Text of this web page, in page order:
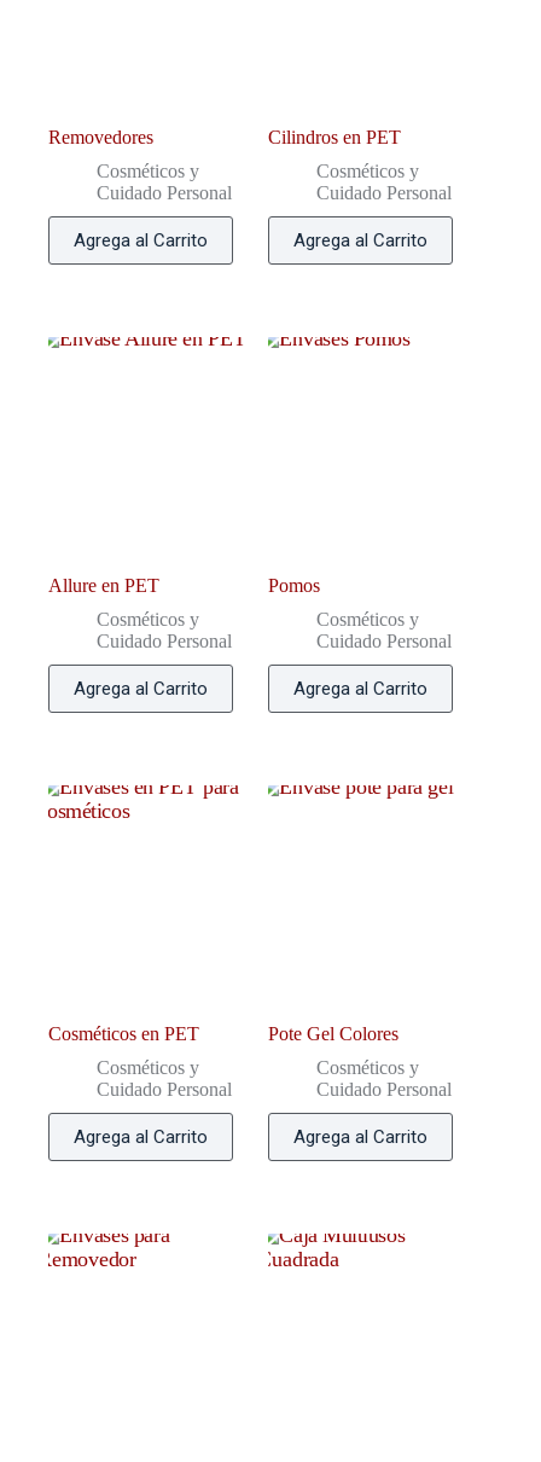
Removedores
Cosméticos y
Cuidado Personal
Agrega al Carrito
Cilindros en PET
Cosméticos y
Cuidado Personal
Agrega al Carrito
Allure en PET
Cosméticos y
Cuidado Personal
Agrega al Carrito
Pomos
Cosméticos y
Cuidado Personal
Agrega al Carrito
Cosméticos en PET
Cosméticos y
Cuidado Personal
Agrega al Carrito
Pote Gel Colores
Cosméticos y
Cuidado Personal
Agrega al Carrito